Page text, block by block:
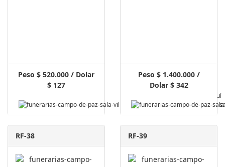
Peso $ 520.000 / Dolar
$ 127
Pagar Aquí
Peso $ 1.400.000 /
Dolar $ 342
RF-38 RF-39